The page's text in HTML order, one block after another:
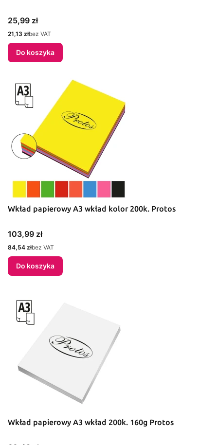
Cena
25,99 zł
Cena
21,13 złbez VAT
Do koszyka
Wkład papierowy A3 wkład kolor 200k. Protos
Cena
103,99 zł
Cena
84,54 złbez VAT
Do koszyka
Wkład papierowy A3 wkład 200k. 160g Protos